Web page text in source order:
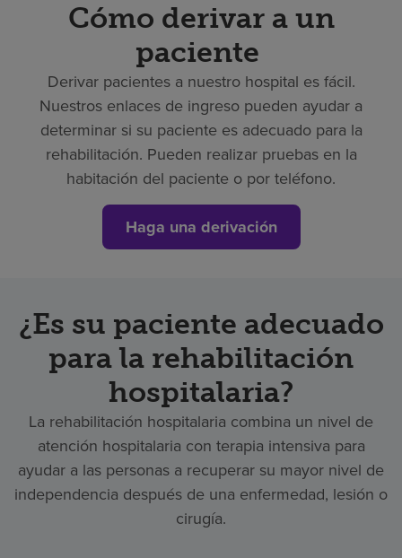
Cómo derivar a un
paciente
Derivar pacientes a nuestro hospital es fácil.
Nuestros enlaces de ingreso pueden ayudar a
determinar si su paciente es adecuado para la
rehabilitación. Pueden realizar pruebas en la
habitación del paciente o por teléfono.
Haga una derivación
¿Es su paciente adecuado
para la rehabilitación
hospitalaria?
La rehabilitación hospitalaria combina un nivel de
atención hospitalaria con terapia intensiva para
ayudar a las personas a recuperar su mayor nivel de
independencia después de una enfermedad, lesión o
cirugía.